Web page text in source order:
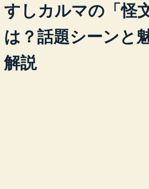
すしカルマの「怪
は？話題シーンと
解説